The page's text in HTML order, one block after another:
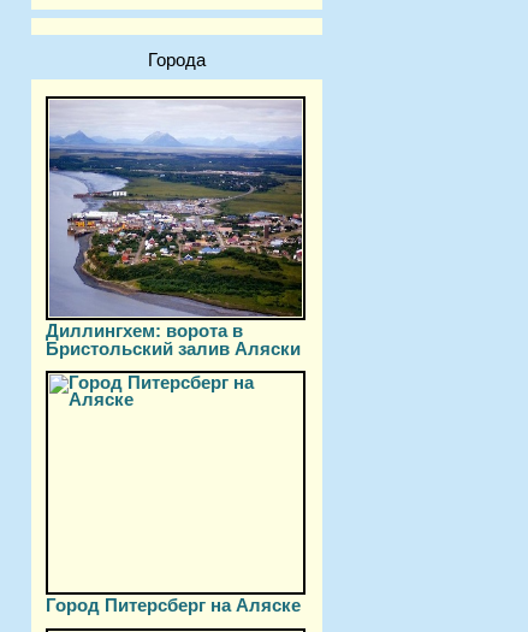
Города
Диллингхем: ворота в
Бристольский залив Аляски
Город Питерсберг на Аляске